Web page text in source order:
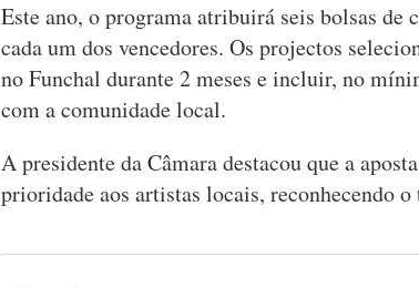
Este ano, o programa atribuirá seis bolsas
cada um dos vencedores. Os projectos
no Funchal durante 2 meses e incluir, no
com a comunidade local.
A presidente da Câmara destacou que a
prioridade aos artistas locais, reconhecendo